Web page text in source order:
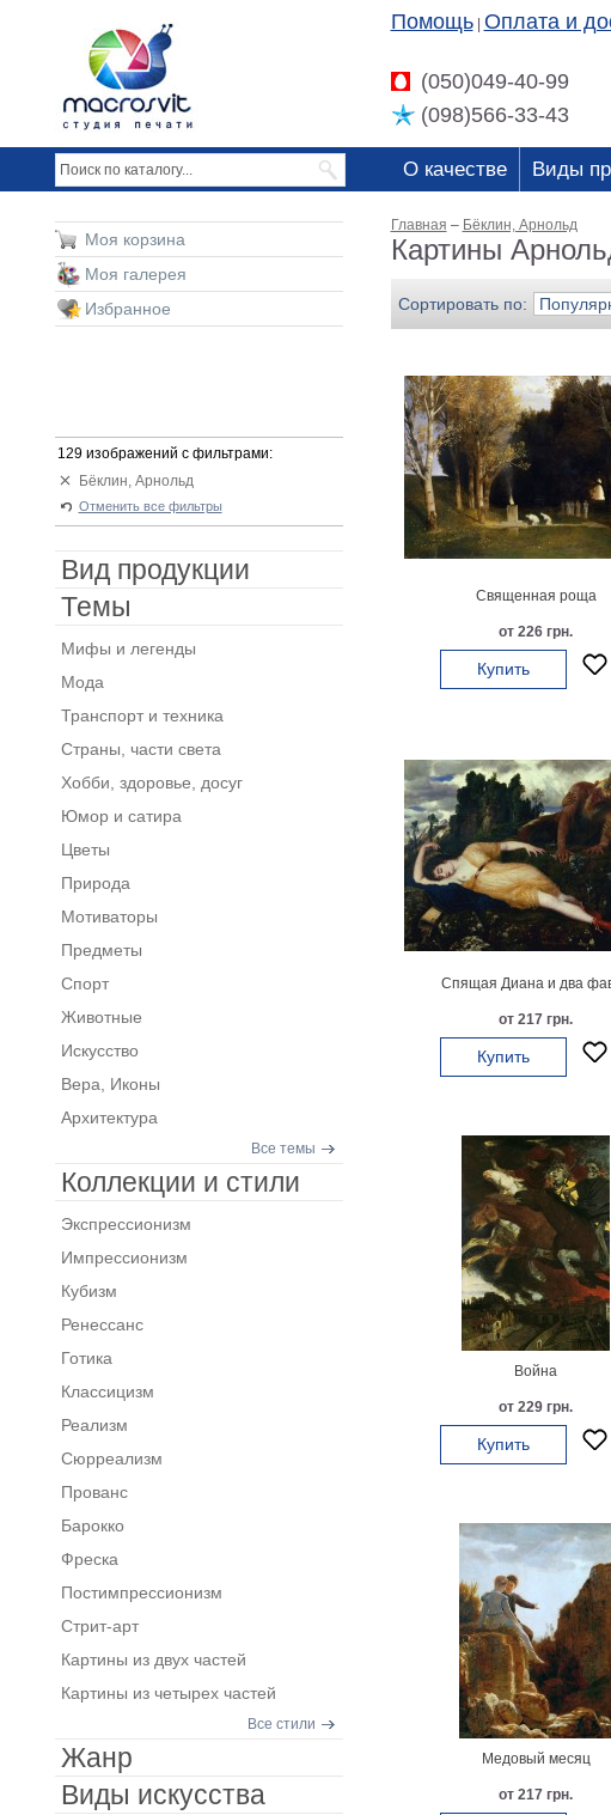
Помощь Оплата и
(050)049-40-99
(098)566-33-43
О качестве Виды
Главная – Бёклин, Арнольд
Картины
Сортировать по:
Священная роща
от 226 грн.
Купить
Спящая Диана и два
от 217 грн.
Купить
Война
от 229 грн.
Купить
Медовый месяц
от 217 грн.
Моя корзина
Моя галерея
Избранное
129 изображений с фильтрами:
Бёклин, Арнольд
Отменить все фильтры
Вид продукции
Темы
Мифы и легенды
Мода
Транспорт и техника
Страны, части света
Хобби, здоровье, досуг
Юмор и сатира
Цветы
Природа
Мотиваторы
Предметы
Спорт
Животные
Искусство
Вера, Иконы
Архитектура
Все темы
Коллекции и стили
Экспрессионизм
Импрессионизм
Кубизм
Ренессанс
Готика
Классицизм
Реализм
Сюрреализм
Прованс
Барокко
Фреска
Постимпрессионизм
Стрит-арт
Картины из двух частей
Картины из четырех частей
Все стили
Жанр
Виды искусства